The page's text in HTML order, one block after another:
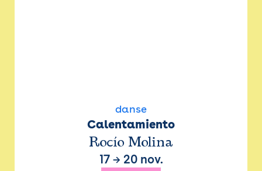
danse
Calentamiento
Rocío Molina
17→ 20 nov.